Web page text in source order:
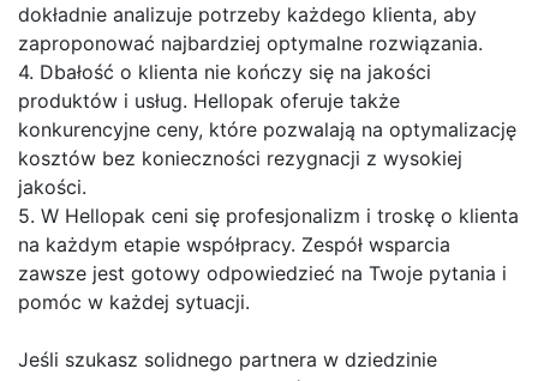
dokładnie analizuje potrzeby każdego klienta, aby
zaproponować najbardziej optymalne rozwiązania.
4. Dbałość o klienta nie kończy się na jakości
produktów i usług. Hellopak oferuje także
konkurencyjne ceny, które pozwalają na optymalizację
kosztów bez konieczności rezygnacji z wysokiej
jakości.
5. W Hellopak ceni się profesjonalizm i troskę o klienta
na każdym etapie współpracy. Zespół wsparcia
zawsze jest gotowy odpowiedzieć na Twoje pytania i
pomóc w każdej sytuacji.
Jeśli szukasz solidnego partnera w dziedzinie